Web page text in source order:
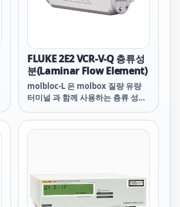
FLUKE 2E2 VCR-V-Q 층류성
분(Laminar Flow Element)
molbloc-L 은 molbox 질량 유량
터미널 과 함께 사용하는 층류 성분
Molbloc 의 유량 경로는 피스톤과
molbloc 몸체에 딱 맞는 동심원 구
범위 (1E4 이상)을 위해서는 대형
molbloc 몸체와 대형 동심원 bore
를 사용합니다.